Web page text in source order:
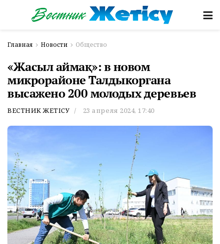
Главная Новости Общество
«Жасыл аймақ»: в новом
микрорайоне Талдыкоргана
высажено 200 молодых деревьев
ВЕСТНИК ЖЕТІСУ 23 апреля 2024, 17:40